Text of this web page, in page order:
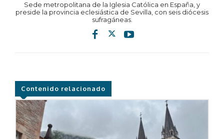
Sede metropolitana de la Iglesia Católica en España, y
preside la provincia eclesiástica de Sevilla, con seis diócesis
sufragáneas.
Contenido relacionado